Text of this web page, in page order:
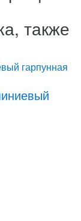
также